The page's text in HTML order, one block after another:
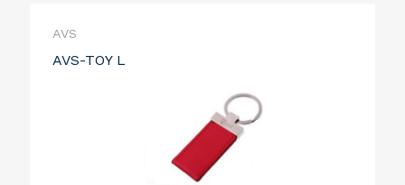
AVS
AVS-TOY L